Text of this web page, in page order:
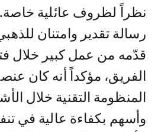
نظراً لظروف عائلية خاصة.
رسالة تقدير وامتنان
قدّمه من عمل كبير خلال
الفريق، مؤكداً أنه كان
المنظومة التقنية خلال
وأسهم بكفاءة عالية في